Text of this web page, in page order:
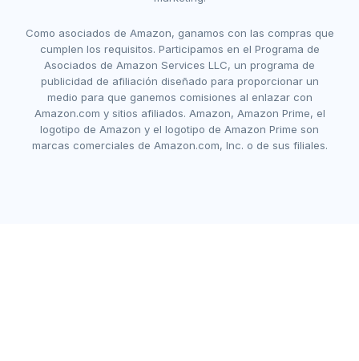
Como asociados de Amazon, ganamos con las compras que
cumplen los requisitos. Participamos en el Programa de
Asociados de Amazon Services LLC, un programa de
publicidad de afiliación diseñado para proporcionar un
medio para que ganemos comisiones al enlazar con
Amazon.com y sitios afiliados. Amazon, Amazon Prime, el
logotipo de Amazon y el logotipo de Amazon Prime son
marcas comerciales de Amazon.com, Inc. o de sus filiales.